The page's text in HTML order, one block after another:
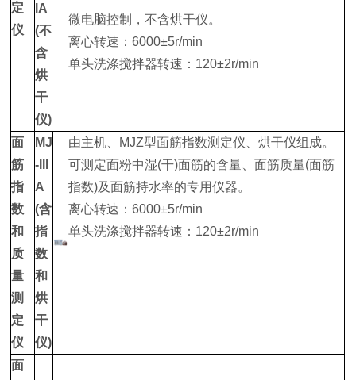
定
仪
IA
(不
含
烘
干
仪)
微电脑控制，不含烘干仪。
离心转速：6000±5r/min
单头洗涤搅拌器转速：120±2r/min
面
筋
指
数
和
质
量
测
定
仪
MJ
-III
A
(含
指
数
和
烘
干
仪)
由主机、MJZ型面筋指数测定仪、烘干仪组成。
可测定面粉中湿(干)面筋的含量、面筋质量(面筋
指数)及面筋持水率的专用仪器。
离心转速：6000±5r/min
单头洗涤搅拌器转速：120±2r/min
面